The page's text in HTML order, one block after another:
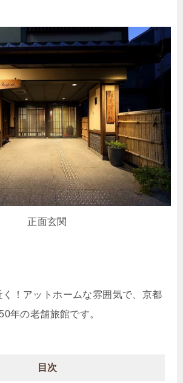
正面玄関
！アットホームな雰囲気で、京都
年の老舗旅館です。
目次